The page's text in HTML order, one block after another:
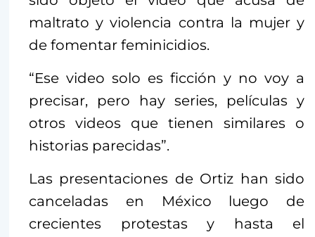
maltrato y violencia contra la mujer y
de fomentar feminicidios.
“Ese video solo es ficción y no voy a
precisar, pero hay series, películas y
otros videos que tienen similares o
historias parecidas”.
Las presentaciones de Ortiz han sido
canceladas en México luego de
crecientes protestas y hasta el